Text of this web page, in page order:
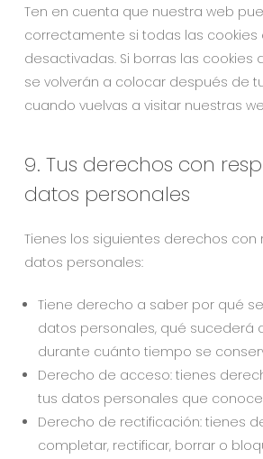
Ten en cuenta que nuestra web
correctamente si todas las cookies
desactivadas. Si borras las cookies
se volverán a colocar después de
cuando vuelvas a visitar nuestras
9. Tus derechos con
datos personales
Tienes los siguientes derechos con
datos personales:
Tiene derecho a saber por qué
datos personales, qué sucederá
durante cuánto tiempo se
Derecho de acceso: tienes
tus datos personales que
Derecho de rectificación: tienes
completar, rectificar, borrar o